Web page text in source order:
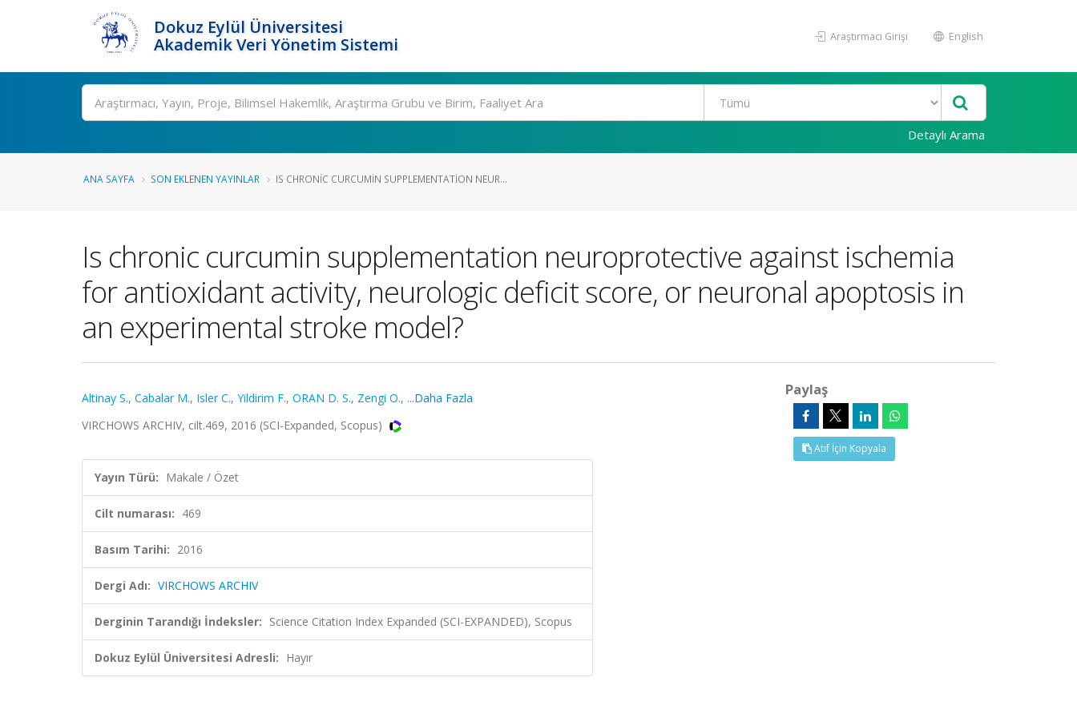
Dokuz Eylül Üniversitesi
Akademik Veri Yönetim Sistemi
Araştırmacı Girişi English
Ara
Detaylı Arama
ANA SAYFA SON EKLENEN YAYINLAR IS CHRONIC CURCUMIN SUPPLEMENTATION NEUR...
Is chronic curcumin supplementation neuroprotective against ischemia
for antioxidant activity, neurologic deficit score, or neuronal apoptosis in
an experimental stroke model?
Altinay S., Cabalar M., Isler C., Yildirim F., ORAN D. S., Zengi O., ...Daha Fazla
VIRCHOWS ARCHIV, cilt.469, 2016 (SCI-Expanded, Scopus)
Yayın Türü: Makale / Özet
Cilt numarası: 469
Basım Tarihi: 2016
Dergi Adı: VIRCHOWS ARCHIV
Derginin Tarandığı İndeksler: Science Citation Index Expanded (SCI-EXPANDED), Scopus
Dokuz Eylül Üniversitesi Adresli: Hayır
Paylaş
Atıf İçin Kopyala